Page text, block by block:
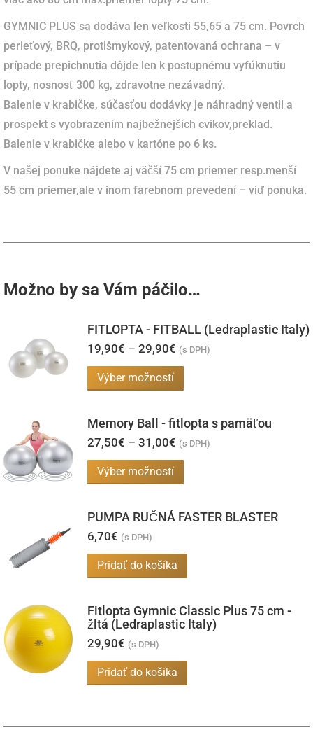
GYMNIC PLUS sa dodáva len veľkosti 55,65 a 75 cm. Povrch
perleťový, BRQ, protišmykový, patentovaná ochrana – v
prípade prepichnutia dôjde len k postupnému vyfúknutiu
lopty, nosnosť 300 kg, zdravotne nezávadný.
Balenie v krabičke, súčasťou dodávky je náhradný ventil a
prospekt s vyobrazením najbežnejších cvikov,preklad.
Balenie v krabičke alebo v kartóne po 6 ks.
V našej ponuke nájdete aj väčší 75 cm priemer resp.menší
55 cm priemer,ale v inom farebnom prevedení – viď ponuka.
Možno by sa Vám páčilo…
FITLOPTA - FITBALL (Ledraplastic Italy)
19,90€ – 29,90€ Price
range:
19,90€
29,90€
(s DPH)
Výber možností
produkt
viacero
variantov.
môžete
na
Memory Ball - fitlopta s pamäťou
27,50€ – 31,00€ Price
range:
27,50€
31,00€
(s DPH)
Výber možností
produkt
môžete
vybrať
stránke
produktu.
PUMPA RUČNÁ FASTER BLASTER
6,70€ (s DPH)
Pridať do košíka
Fitlopta Gymnic Classic Plus 75 cm -
žltá (Ledraplastic Italy)
29,90€ (s DPH)
Pridať do košíka